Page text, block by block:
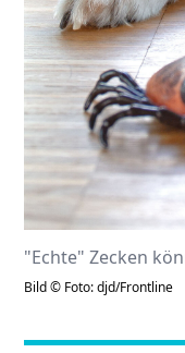
"Echte" Zecken
Bild © Foto: djd/Frontline